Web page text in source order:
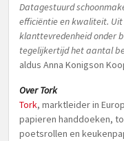
Datagestuurd
efficiëntie en kwaliteit.
klanttevredenheid onder
tegelijkertijd het aantal
aldus Anna Konigson
Over Tork
Tork, marktleider in
papieren handdoeken,
poetsrollen en